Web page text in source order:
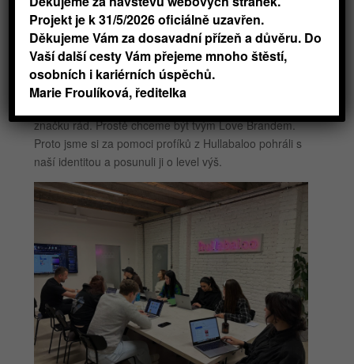
A to je prostě pecka!
To všechno nám dělá velkou radost. Roste tím také
naše ambice tě nejen inspirovat, ale i bavit. Pocit
zodpovědnosti vůči každému z vás se zvětšuje.
značku rád. Prostě chceme být tvým Love Brandem.
Proto jsme si za pomoci profíků z Hullabaloo pohráli s
naší identitou a posunuli ji o level výš.
Projekt je k 31/5/2026 oficiálně uzavřen.
Děkujeme Vám za dosavadní přízeň a důvěru. Do
Vaší další cesty Vám přejeme mnoho štěstí,
osobních i kariérních úspěchů.
Marie Froulíková, ředitelka